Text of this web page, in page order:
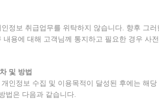
정보 취급업무를 위탁하지 않습니다. 향후 그
내용에 대해 고객님께 통지하고 필요한 경우 사
및 방법
인정보 수집 및 이용목적이 달성된 후에는 해
법은 다음과 같습니다.